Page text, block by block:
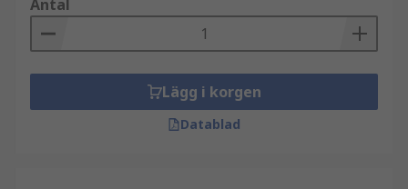
Antal
Lägg i korgen
Datablad